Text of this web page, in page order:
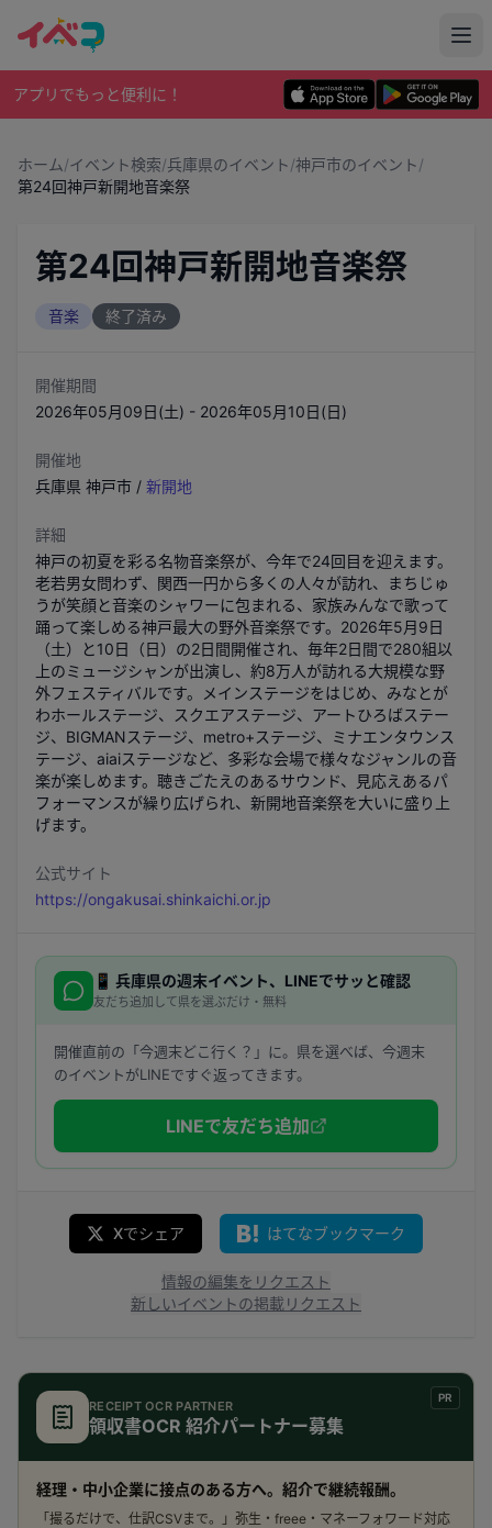
アプリでもっと便利に！
ホーム/イベント検索/兵庫県のイベント/神戸市のイベント/
第24回神戸新開地音楽祭
第24回神戸新開地音楽祭
音楽 終了済み
開催期間
2026年05月09日(土) - 2026年05月10日(日)
開催地
兵庫県 神戸市 / 新開地
詳細
神戸の初夏を彩る名物音楽祭が、今年で24回目を迎えます。
老若男女問わず、関西一円から多くの人々が訪れ、まちじゅ
うが笑顔と音楽のシャワーに包まれる、家族みんなで歌って
踊って楽しめる神戸最大の野外音楽祭です。2026年5月9日
（土）と10日（日）の2日間開催され、毎年2日間で280組以
上のミュージシャンが出演し、約8万人が訪れる大規模な野
外フェスティバルです。メインステージをはじめ、みなとが
わホールステージ、スクエアステージ、アートひろばステー
ジ、BIGMANステージ、metro+ステージ、ミナエンタウンス
テージ、aiaiステージなど、多彩な会場で様々なジャンルの音
楽が楽しめます。聴きごたえのあるサウンド、見応えあるパ
フォーマンスが繰り広げられ、新開地音楽祭を大いに盛り上
げます。
公式サイト
https://ongakusai.shinkaichi.or.jp
📱 兵庫県の週末イベント、LINEでサッと確認
友だち追加して県を選ぶだけ・無料
開催直前の「今週末どこ行く？」に。県を選べば、今週末
のイベントがLINEですぐ返ってきます。
LINEで友だち追加
Xでシェア はてなブックマーク
情報の編集をリクエスト
新しいイベントの掲載リクエスト
PR
RECEIPT OCR PARTNER
領収書OCR 紹介パートナー募集
経理・中小企業に接点のある方へ。紹介で継続報酬。
「撮るだけで、仕訳CSVまで。」弥生・freee・マネーフォワード対応